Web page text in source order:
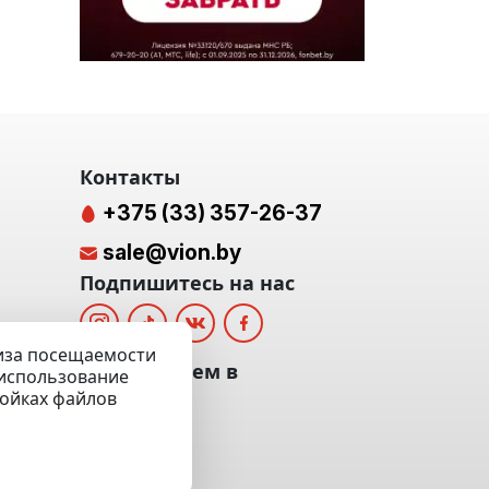
посещаемости
файлов
Контакты
+375 (33) 357-26-37
sale@vion.by
Подпишитесь на нас
Мы отвечаем в